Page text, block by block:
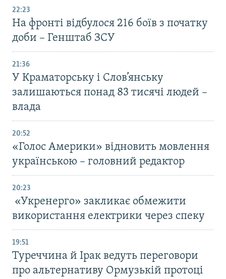
22:23
На фронті відбулося 216 боїв з початку
доби – Генштаб ЗСУ
21:36
У Краматорську і Слов’янську
залишаються понад 83 тисячі людей –
влада
20:52
«Голос Америки» відновить мовлення
українською – головний редактор
20:23
«Укренерго» закликає обмежити
використання електрики через спеку
19:51
Туреччина й Ірак ведуть переговори
про альтернативу Ормузькій протоці